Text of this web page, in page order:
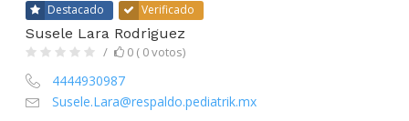
Destacado Verificado
Susele Lara Rodriguez
0 ( 0 votos)
4444930987
Susele.Lara@respaldo.pediatrik.mx